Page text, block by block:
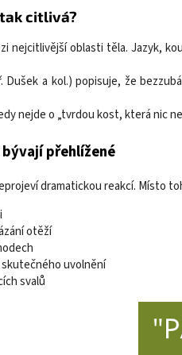
citlivá?
nejcitlivější oblasti těla. Jazyk,
Dušek a kol.) popisuje, že
nejde o „tvrdou kost, která nic
přehlížené
dramatickou reakcí. Místo
otěží
uvolnění
svalů